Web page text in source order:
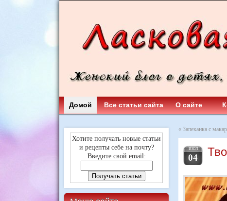
Домой Все статьи сайта О сайте
Хотите получать новые статьи
и рецепты себе на почту?
Введите свой email:
« Запеканка с
ИЮЛ
04